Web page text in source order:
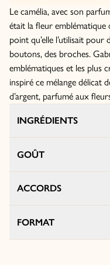
Le camélia, avec son
était la fleur
point qu’elle l’utilisait pour
boutons, des broches.
emblématiques et les plus
inspiré ce mélange délicat
d’argent, parfumé aux
INGRÉDIENTS
GOÛT
ACCORDS
FORMAT